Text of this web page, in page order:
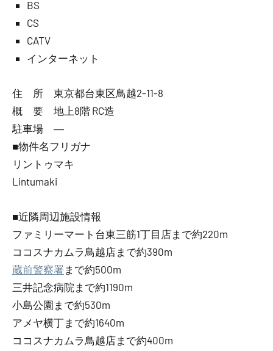
BS
CS
CATV
インターネット
住 所 東京都台東区鳥越2-11-8
概 要 地上8階 RC造
駐車場 ―
■物件名フリガナ
リントゥマキ
Lintumaki
■近隣周辺施設情報
ファミリーマート台東三筋1丁目店まで約220m
ココスナカムラ鳥越店まで約390m
蔵前警察署 まで約500m
三井記念病院まで約1190m
小島公園まで約530m
アメヤ横丁まで約1640m
ココスナカムラ鳥越店まで約400m